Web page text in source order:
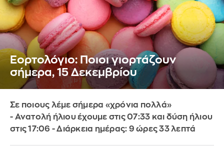
Εορτολόγιο: Ποιοι γιορτάζουν
σήμερα, 15 Δεκεμβρίου
Σε ποιους λέμε σήμερα «χρόνια πολλά»
- Ανατολή ήλιου έχουμε στις 07:33 και δύση ήλιου
στις 17:06 - Διάρκεια ημέρας: 9 ώρες 33 λεπτά